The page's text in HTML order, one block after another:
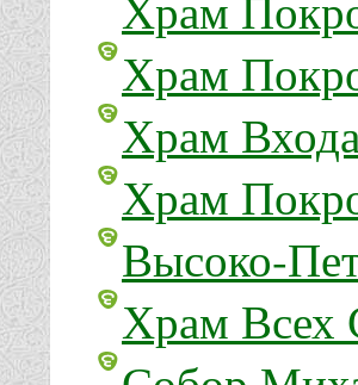
Храм
Храм
Храм
Высоко-
Храм Всех